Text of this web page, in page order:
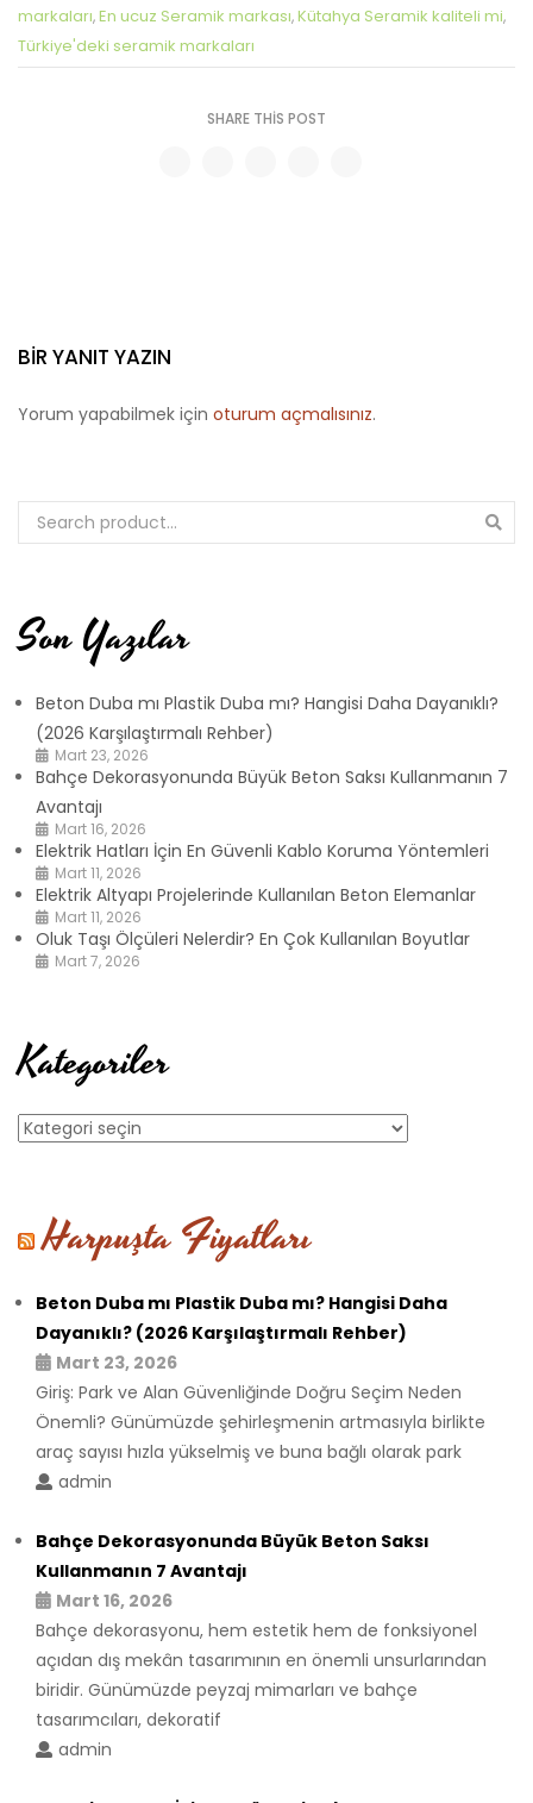
markaları,En ucuz Seramik markası,Kütahya Seramik kaliteli mi,
Türkiye'deki seramik markaları
SHARE THIS POST
BIR YANIT YAZIN
Yorum yapabilmek için oturum açmalısınız.
Son Yazılar
Beton Duba mı Plastik Duba mı? Hangisi Daha Dayanıklı?
(2026 Karşılaştırmalı Rehber)
Mart 23, 2026
Bahçe Dekorasyonunda Büyük Beton Saksı Kullanmanın 7
Avantajı
Mart 16, 2026
Elektrik Hatları İçin En Güvenli Kablo Koruma Yöntemleri
Mart 11, 2026
Elektrik Altyapı Projelerinde Kullanılan Beton Elemanlar
Mart 11, 2026
Oluk Taşı Ölçüleri Nelerdir? En Çok Kullanılan Boyutlar
Mart 7, 2026
Kategoriler
Kategoriler
Harpuşta Fiyatları
Beton Duba mı Plastik Duba mı? Hangisi Daha
Dayanıklı? (2026 Karşılaştırmalı Rehber)
Mart 23, 2026
Giriş: Park ve Alan Güvenliğinde Doğru Seçim Neden
Önemli? Günümüzde şehirleşmenin artmasıyla birlikte
araç sayısı hızla yükselmiş ve buna bağlı olarak park
admin
Bahçe Dekorasyonunda Büyük Beton Saksı
Kullanmanın 7 Avantajı
Mart 16, 2026
Bahçe dekorasyonu, hem estetik hem de fonksiyonel
açıdan dış mekân tasarımının en önemli unsurlarından
biridir. Günümüzde peyzaj mimarları ve bahçe
tasarımcıları, dekoratif
admin